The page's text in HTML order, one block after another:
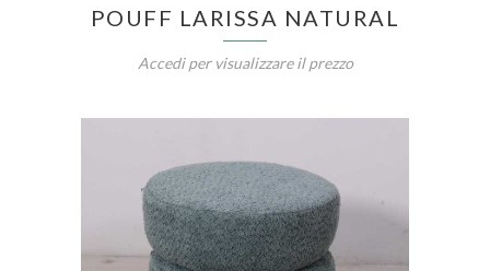
POUFF LARISSA NATURAL
Accedi per visualizzare il prezzo